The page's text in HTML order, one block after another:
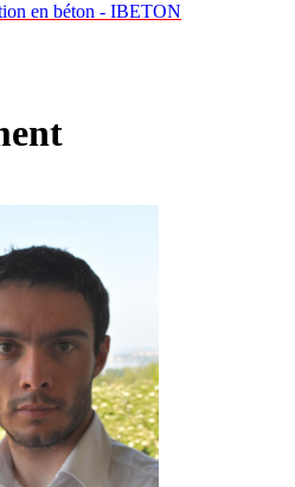
en béton - IBETON